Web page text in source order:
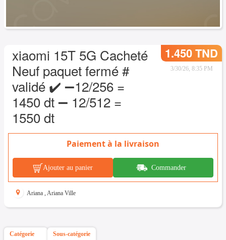
xiaomi 15T 5G Cacheté
Neuf paquet fermé #
validé ✔️ ➖12/256 =
1450 dt ➖ 12/512 =
1550 dt
1.450 TND
3/30/26, 8:35 PM
Paiement à la livraison
Ajouter au panier Commander
Ariana , Ariana Ville
Catégorie Sous-catégorie